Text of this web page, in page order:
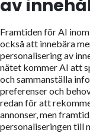
av
Framtiden för AI
också att innebära
personalisering av
nätet kommer AI att
och sammanställa
preferenser och
redan för att
annonser, men
personaliseringen till